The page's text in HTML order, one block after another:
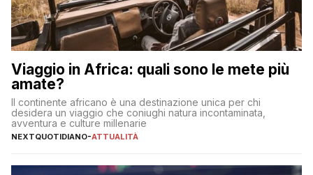
Viaggio in Africa: quali sono le mete più
amate?
Il continente africano è una destinazione unica per chi
desidera un viaggio che coniughi natura incontaminata,
avventura e culture millenarie
NEXTQUOTIDIANO-ATTUALITÀ